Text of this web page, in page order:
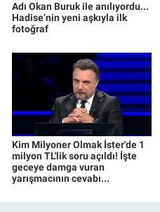
Adı Okan Buruk ile anılıyordu...
Hadise’nin yeni aşkıyla ilk
fotoğraf
Kim Milyoner Olmak İster'de 1
milyon TL'lik soru açıldı! İşte
geceye damga vuran
yarışmacının cevabı...